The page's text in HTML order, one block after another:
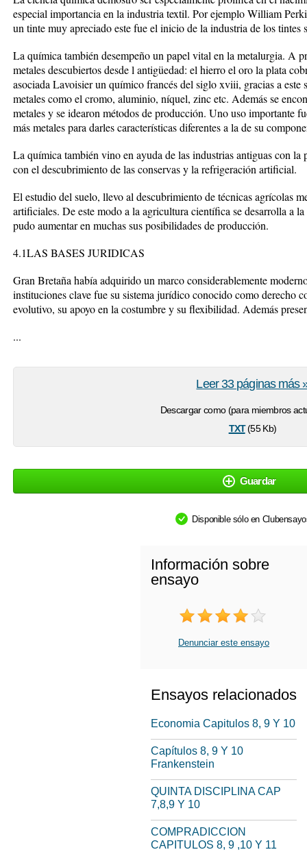
especial importancia en la industria textil. Por ejemplo William
un tinte muy apreciado este fue el inicio de la industria de los tintes
La química también desempeño un papel vital en la metalurgia. A
metales descubiertos desde l antigüedad: el hierro el oro la plata
asociada Lavoisier un químico francés del siglo xviii, gracias a este
metales como el cromo, aluminio, níquel, zinc etc. Además se
metales y se idearon métodos de producción. Uno uso importante
más metales para darles características diferentes a la de su
La química también vino en ayuda de las industrias antiguas con
con el descubrimiento de las conservas y la refrigeración artificial.
El estudio del suelo, llevo al descubrimiento de técnicas agrícolas
artificiales. De este modo a la agricultura científica se desarrolla a
pudo aumentar en muchas sus posibilidades de producción.
4.1LAS BASES JURIDICAS
Gran Bretaña había adquirido un marco considerablemente
instituciones clave fue su sistema jurídico conocido como derecho
evolutivo, su apoyo en la costumbre y su flexibilidad. Además
...
Descargar como (para miembros
txt(55 Kb)
Leer 33 páginas más
Guardar
Disponible sólo en
Información sobre
ensayo
Denunciar este ensayo
Ensayos relacionados
Economia Capitulos 8, 9 Y 10
Capítulos 8, 9 Y 10
Frankenstein
QUINTA DISCIPLINA CAP
7,8,9 Y 10
COMPRADICCION
CAPITULOS 8, 9 ,10 Y 11